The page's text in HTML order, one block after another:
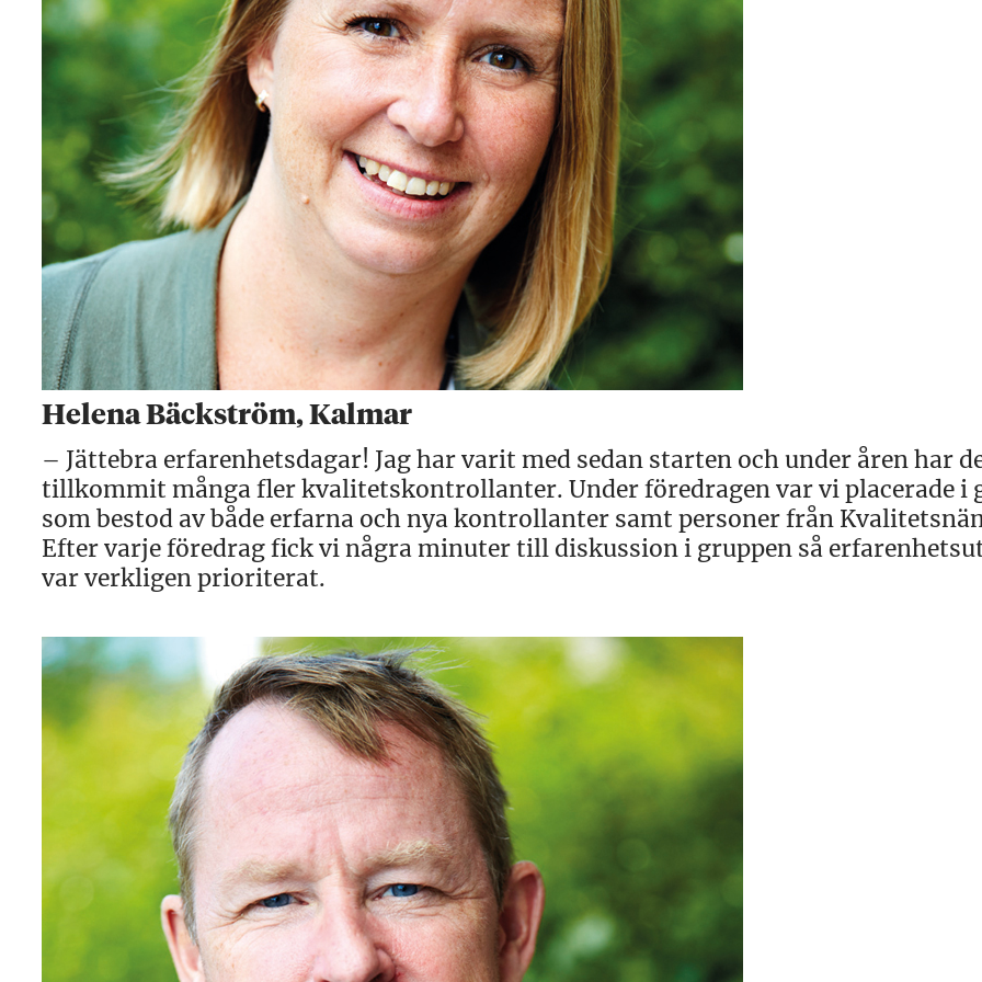
Helena Bäckström, Kalmar
– Jättebra erfarenhetsdagar! Jag har varit med sedan starten och under åren har
tillkommit många fler kvalitetskontrollanter. Under föredragen var vi placerade i
som bestod av både erfarna och nya kontrollanter samt personer från
Efter varje föredrag fick vi några minuter till diskussion i gruppen så
var verkligen prioriterat.